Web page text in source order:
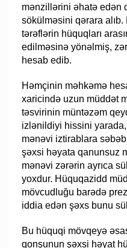
mənzillərini əhatə edən
sökülməsini qərara alıb.
tərəflərin hüquqları
edilməsinə yönəlmiş,
hesab edib.
Həmçinin məhkəmə
xaricində uzun müddət
təsvirinin müntəzəm
izlənildiyi hissini
mənəvi iztirablara
şəxsi həyata qanunsuz
mənəvi zərərin ayrıca
yoxdur. Hüquqazidd
mövcudluğu barədə
iddia edən şəxs bunu
Bu hüquqi mövqeyə
qonşunun şəxsi həyat